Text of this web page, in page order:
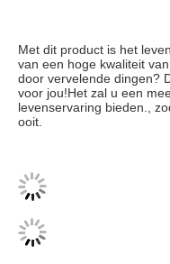
Met dit product is het
van een hoge kwaliteit
door vervelende dingen?
voor jou!Het zal u een
levenservaring bieden.,
ooit.